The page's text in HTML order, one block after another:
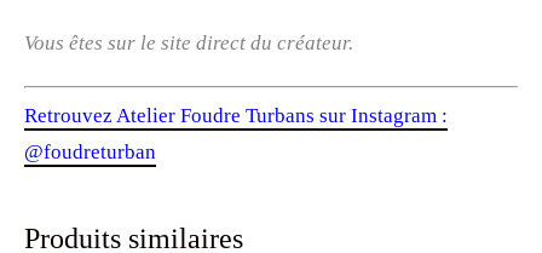
Vous êtes sur le site direct du créateur.
Retrouvez Atelier Foudre Turbans sur Instagram :
@foudreturban
Produits similaires